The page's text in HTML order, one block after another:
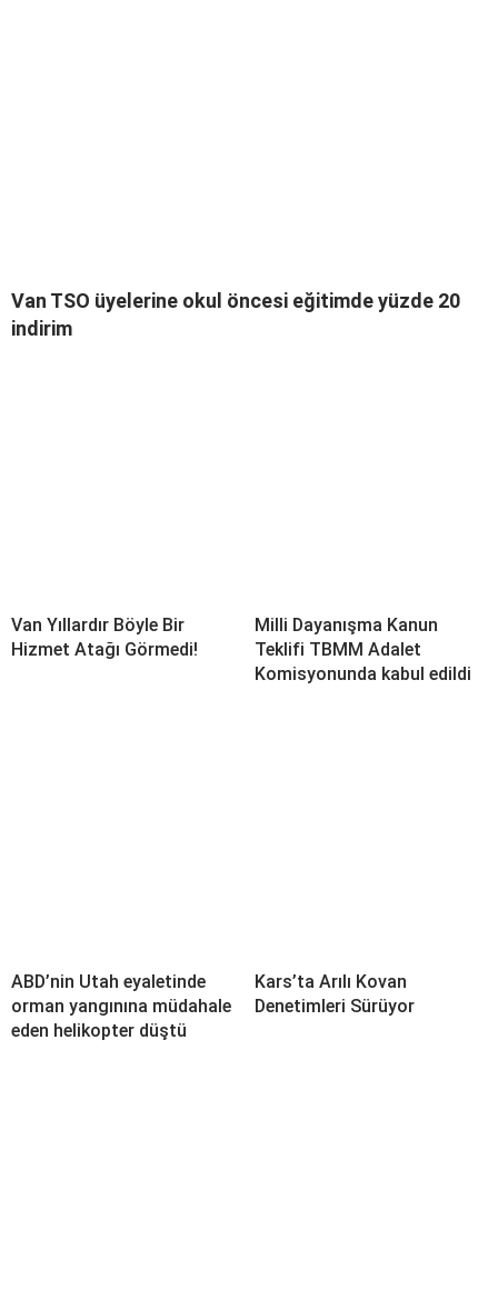
Van TSO üyelerine okul öncesi eğitimde yüzde 20
indirim
Van Yıllardır Böyle Bir
Hizmet Atağı Görmedi!
Milli Dayanışma Kanun
Teklifi TBMM Adalet
Komisyonunda kabul edildi
ABD’nin Utah eyaletinde
orman yangınına müdahale
eden helikopter düştü
Kars’ta Arılı Kovan
Denetimleri Sürüyor